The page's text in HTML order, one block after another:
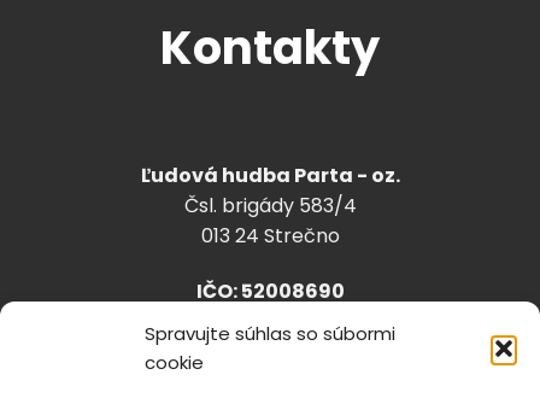
Spravujte súhlas so súbormi
cookie
Kontakty
Ľudová hudba Parta - oz.
Čsl. brigády 583/4
013 24 Strečno
IČO: 52008690